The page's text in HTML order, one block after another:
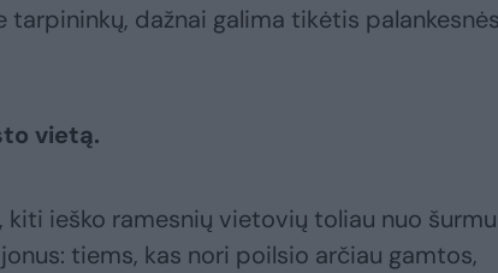
dažnai galima tikėtis
vietą.
ieško ramesnių vietovių toliau nuo
tiems, kas nori poilsio arčiau gamtos,